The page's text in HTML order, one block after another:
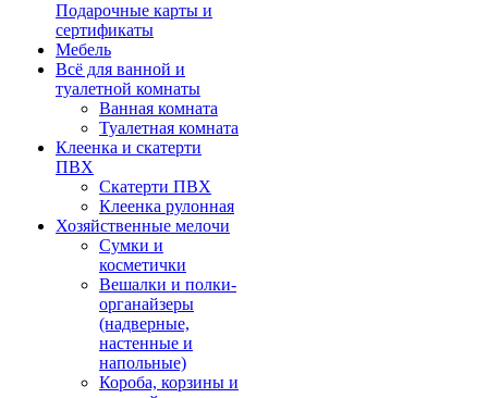
Подарочные карты и
сертификаты
Мебель
Всё для ванной и
туалетной комнаты
Ванная комната
Туалетная комната
Клеенка и скатерти
ПВХ
Скатерти ПВХ
Клеенка рулонная
Хозяйственные мелочи
Сумки и
косметички
Вешалки и полки-
органайзеры
(надверные,
настенные и
напольные)
Короба, корзины и